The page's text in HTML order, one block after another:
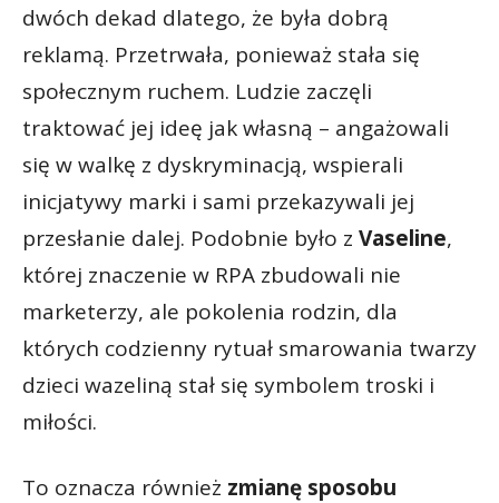
dwóch dekad dlatego, że była dobrą
reklamą. Przetrwała, ponieważ stała się
społecznym ruchem. Ludzie zaczęli
traktować jej ideę jak własną – angażowali
się w walkę z dyskryminacją, wspierali
inicjatywy marki i sami przekazywali jej
przesłanie dalej. Podobnie było z Vaseline,
której znaczenie w RPA zbudowali nie
marketerzy, ale pokolenia rodzin, dla
których codzienny rytuał smarowania twarzy
dzieci wazeliną stał się symbolem troski i
miłości.
To oznacza również zmianę sposobu